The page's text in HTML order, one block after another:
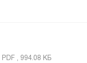
PDF , 994.08 КБ